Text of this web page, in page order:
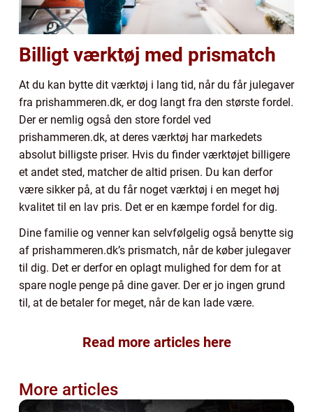
Billigt værktøj med prismatch
At du kan bytte dit værktøj i lang tid, når du får julegaver
fra prishammeren.dk, er dog langt fra den største fordel.
Der er nemlig også den store fordel ved
prishammeren.dk, at deres værktøj har markedets
absolut billigste priser. Hvis du finder værktøjet billigere
et andet sted, matcher de altid prisen. Du kan derfor
være sikker på, at du får noget værktøj i en meget høj
kvalitet til en lav pris. Det er en kæmpe fordel for dig.
Dine familie og venner kan selvfølgelig også benytte sig
af prishammeren.dk’s prismatch, når de køber julegaver
til dig. Det er derfor en oplagt mulighed for dem for at
spare nogle penge på dine gaver. Der er jo ingen grund
til, at de betaler for meget, når de kan lade være.
Read more articles here
More articles